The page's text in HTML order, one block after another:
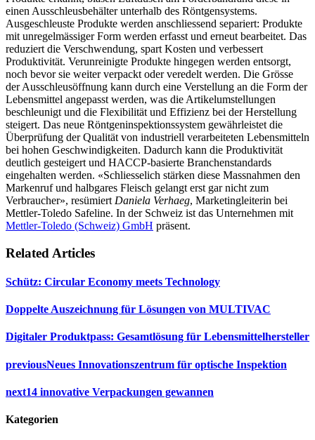
einen Ausschleusbehälter unterhalb des Röntgensystems.
Ausgeschleuste Produkte werden anschliessend separiert: Produkte
mit unregelmässiger Form werden erfasst und erneut bearbeitet. Das
reduziert die Verschwendung, spart Kosten und verbessert
Produktivität. Verunreinigte Produkte hingegen werden entsorgt,
noch bevor sie weiter verpackt oder veredelt werden. Die Grösse
der Ausschleusöffnung kann durch eine Verstellung an die Form der
Lebensmittel angepasst werden, was die Artikelumstellungen
beschleunigt und die Flexibilität und Effizienz bei der Herstellung
steigert. Das neue Röntgeninspektionssystem gewährleistet die
Überprüfung der Qualität von industriell verarbeiteten Lebensmitteln
bei hohen Geschwindigkeiten. Dadurch kann die Produktivität
deutlich gesteigert und HACCP-basierte Branchenstandards
eingehalten werden. «Schliesselich stärken diese Massnahmen den
Markenruf und halbgares Fleisch gelangt erst gar nicht zum
Verbraucher», resümiert Daniela Verhaeg, Marketingleiterin bei
Mettler-Toledo Safeline. In der Schweiz ist das Unternehmen mit
Mettler-Toledo (Schweiz) GmbH präsent.
Related Articles
Schütz: Circular Economy meets Technology
Doppelte Auszeichnung für Lösungen von MULTIVAC
Digitaler Produktpass: Gesamtlösung für Lebensmittelhersteller
previousNeues Innovationszentrum für optische Inspektion
next14 innovative Verpackungen gewannen
Kategorien